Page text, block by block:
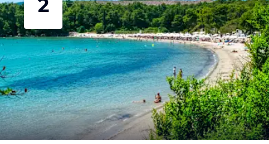
2